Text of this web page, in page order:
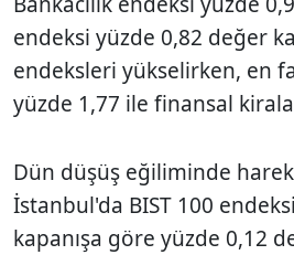
endeksi yüzde 0,82 değer
endeksleri yükselirken, en
yüzde 1,77 ile finansal
Dün düşüş eğiliminde
İstanbul'da BIST 100
kapanışa göre yüzde 0,12